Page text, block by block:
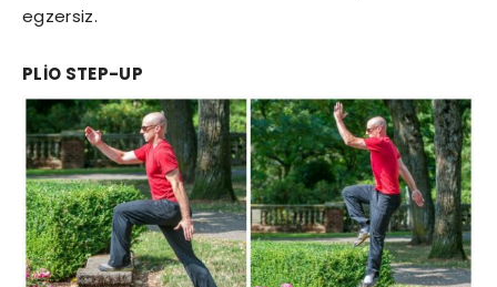
egzersiz.
PLİO STEP-UP